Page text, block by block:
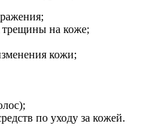
на коже;
кожи;
по уходу за кожей.